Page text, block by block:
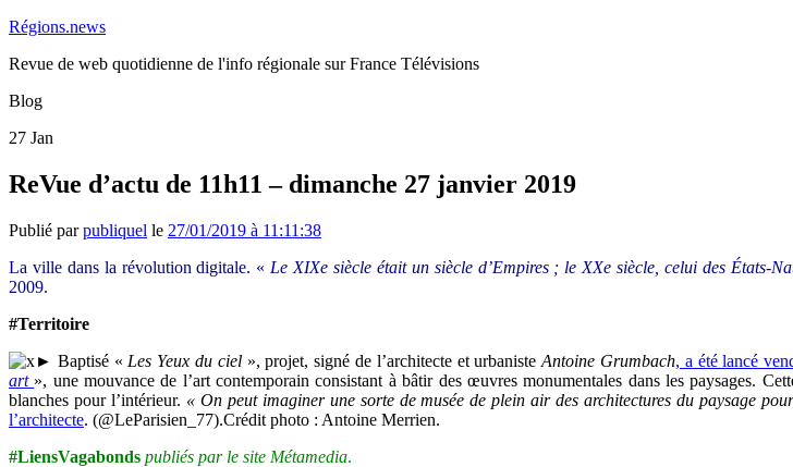
Régions.news
Revue de web quotidienne de l'info régionale sur France Télévisions
Blog
27 Jan
ReVue d’actu de 11h11 – dimanche 27 janvier 2019
Publié parpubliquel le 27/01/2019 à 11:11:38
La ville dans la révolution digitale. « Le XIXe siècle était un siècle d’Empires ; le XXe siècle, celui des États-
2009.
#Territoire
► Baptisé « Les Yeux du ciel», projet, signé de l’architecte et urbanisteAntoine Grumbach, a été lancé
art », une mouvance de l’art contemporain consistant à bâtir des œuvres monumentales dans les paysages.
blanches pour l’intérieur. « On peut imaginer une sorte de musée de plein air des architectures du paysage
l’architecte. (@LeParisien_77).Crédit photo : Antoine Merrien.
#LiensVagabonds publiés par le site Métamedia.